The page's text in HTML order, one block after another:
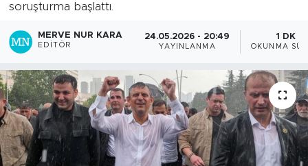
soruşturma başlattı.
MERVE NUR KARA
EDITÖR
24.05.2026 - 20:49
YAYINLANMA
1 DK
OKUNMA
Son Dakika Haberleri
Haber Arşivi